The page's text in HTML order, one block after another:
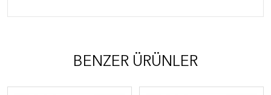
BENZER ÜRÜNLER